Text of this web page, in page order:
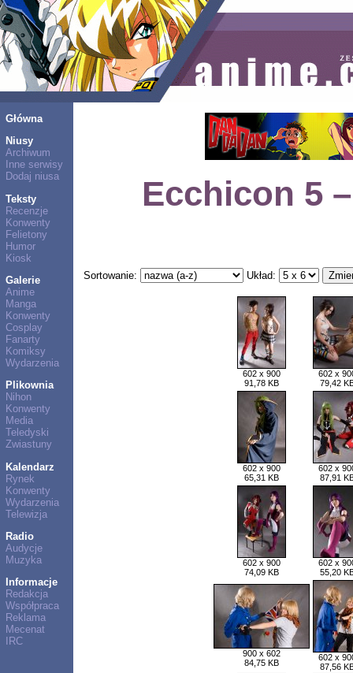
Główna
Niusy
Archiwum
Inne serwisy
Dodaj niusa
Teksty
Recenzje
Konwenty
Felietony
Humor
Kiosk
Galerie
Anime
Manga
Konwenty
Cosplay
Fanarty
Komiksy
Wydarzenia
Plikownia
Nihon
Konwenty
Media
Teledyski
Zwiastuny
Kalendarz
Rynek
Konwenty
Wydarzenia
Telewizja
Radio
Audycje
Muzyka
Informacje
Redakcja
Współpraca
Reklama
Mecenat
IRC
Ecchicon 5
Sortowanie: Układ:
602 x 900
91,78 KB
602 x
79,42
602 x 900
65,31 KB
602 x
87,91
602 x 900
74,09 KB
602 x
55,20
900 x 602
84,75 KB
602 x
87,56